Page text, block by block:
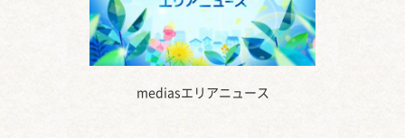
mediasエリアニュース